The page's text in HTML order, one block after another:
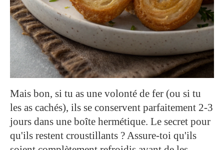
Mais bon, si tu as une volonté de fer (ou si tu
les as cachés), ils se conservent parfaitement 2-3
jours dans une boîte hermétique. Le secret pour
qu'ils restent croustillants ? Assure-toi qu'ils